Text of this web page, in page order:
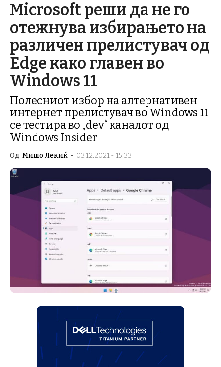
Microsoft реши да не го
отежнува избирањето на
различен прелистувач од
Edge како главен во
Windows 11
Полесниот избор на алтернативен
интернет прелистувач во Windows 11
се тестира во „dev“ каналот од
Windows Insider
Од Мишо Лекиќ - 03.12.2021 - 15:33